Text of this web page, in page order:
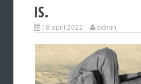
IS.
18 april 2022 admin